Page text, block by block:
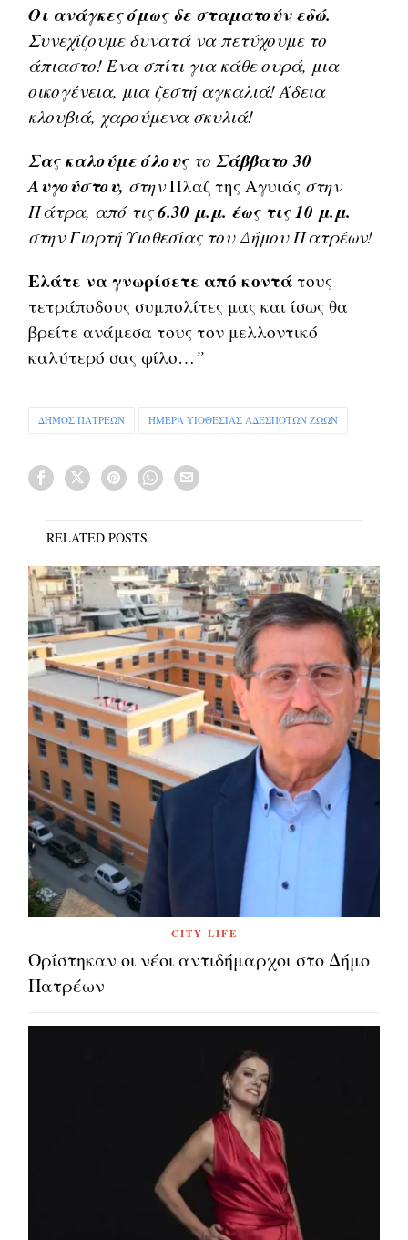
Οι ανάγκες όμως δε σταματούν εδώ.
Συνεχίζουμε δυνατά να πετύχουμε το
άπιαστο! Ένα σπίτι για κάθε ουρά, μια
οικογένεια, μια ζεστή αγκαλιά! Άδεια
κλουβιά, χαρούμενα σκυλιά!
Σας καλούμε όλουςτο Σάββατο 30
Αυγούστου, στηνΠλαζ της Αγυιάς στην
Πάτρα, από τις6.30 μ.μ. έως τις 10 μ.μ.
στην Γιορτή Υιοθεσίας του Δήμου Πατρέων!
Ελάτε να γνωρίσετε από κοντά τους
τετράποδους συμπολίτες μας και ίσως θα
βρείτε ανάμεσα τους τον μελλοντικό
καλύτερό σας φίλο… ”
ΔΗΜΟΣ ΠΑΤΡΕΩΝ ΗΜΕΡΑ ΥΙΟΘΕΣΙΑΣ ΑΔΕΣΠΟΤΩΝ ΖΩΩΝ
RELATED POSTS
CITY LIFE
Ορίστηκαν οι νέοι αντιδήμαρχοι στο Δήμο
Πατρέων